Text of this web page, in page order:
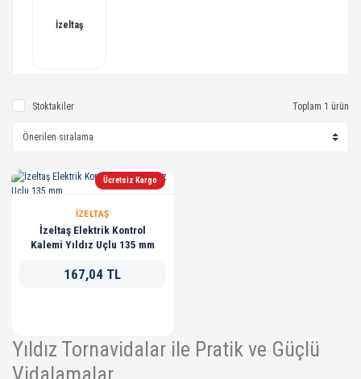
İzeltaş
Stoktakiler Toplam 1 ürün
Ücretsiz Kargo
167,04 TL
İZELTAŞ
İzeltaş Elektrik Kontrol
Kalemi Yıldız Uçlu 135 mm
Yıldız Tornavidalar ile Pratik ve Güçlü